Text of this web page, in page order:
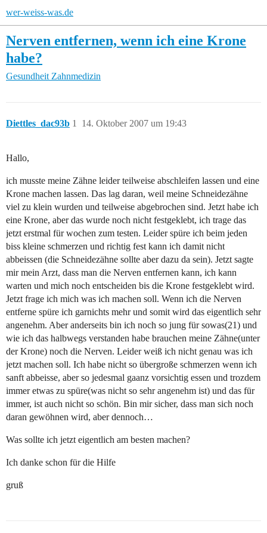
wer-weiss-was.de
Nerven entfernen, wenn ich eine Krone
habe?
Gesundheit Zahnmedizin
Diettles_dac93b 14. Oktober 2007 um 19:43
1
Hallo,
ich musste meine Zähne leider teilweise abschleifen lassen und eine
Krone machen lassen. Das lag daran, weil meine Schneidezähne
viel zu klein wurden und teilweise abgebrochen sind. Jetzt habe ich
eine Krone, aber das wurde noch nicht festgeklebt, ich trage das
jetzt erstmal für wochen zum testen. Leider spüre ich beim jeden
biss kleine schmerzen und richtig fest kann ich damit nicht
abbeissen (die Schneidezähne sollte aber dazu da sein). Jetzt sagte
mir mein Arzt, dass man die Nerven entfernen kann, ich kann
warten und mich noch entscheiden bis die Krone festgeklebt wird.
Jetzt frage ich mich was ich machen soll. Wenn ich die Nerven
entferne spüre ich garnichts mehr und somit wird das eigentlich sehr
angenehm. Aber anderseits bin ich noch so jung für sowas(21) und
wie ich das halbwegs verstanden habe brauchen meine Zähne(unter
der Krone) noch die Nerven. Leider weiß ich nicht genau was ich
jetzt machen soll. Ich habe nicht so übergroße schmerzen wenn ich
sanft abbeisse, aber so jedesmal gaanz vorsichtig essen und trozdem
immer etwas zu spüre(was nicht so sehr angenehm ist) und das für
immer, ist auch nicht so schön. Bin mir sicher, dass man sich noch
daran gewöhnen wird, aber dennoch…
Was sollte ich jetzt eigentlich am besten machen?
Ich danke schon für die Hilfe
gruß